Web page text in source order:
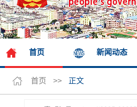
首页 新闻动态
首页 >> 正文